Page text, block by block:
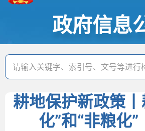
政府信息
耕地保护新政策丨
化”和“非粮化”